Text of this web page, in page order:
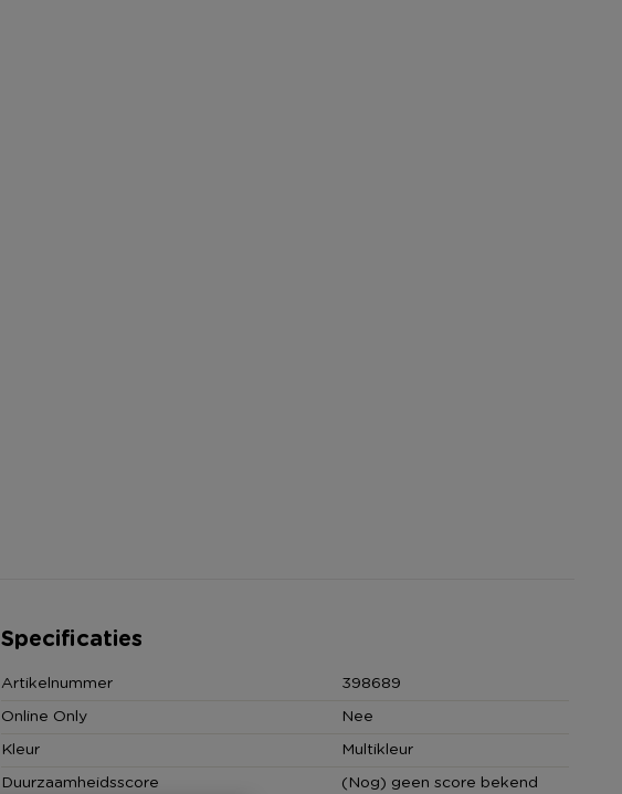
Specificaties
Artikelnummer
398689
Online Only
Nee
Kleur
Multikleur
Duurzaamheidsscore
(Nog) geen score bekend